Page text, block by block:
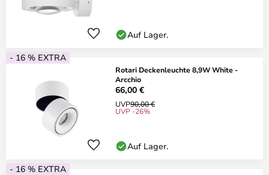
Auf Lager.
- 16 % EXTRA
Rotari Deckenleuchte 8,9W White -
Arcchio
66,00 €
UVP90,00 €
UVP -26%
Auf Lager.
- 16 % EXTRA